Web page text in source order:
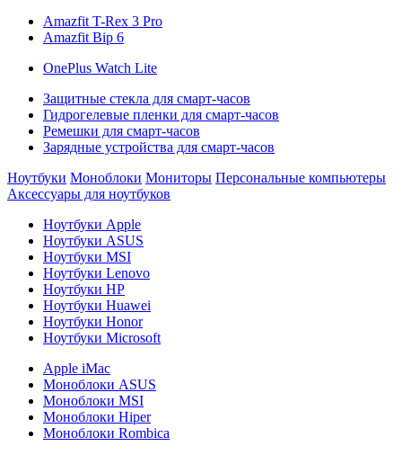
Amazfit T-Rex 3 Pro
Amazfit Bip 6
OnePlus Watch Lite
Защитные стекла для смарт-часов
Гидрогелевые пленки для смарт-часов
Ремешки для смарт-часов
Зарядные устройства для смарт-часов
Ноутбуки Моноблоки Мониторы Персональные компьютеры
Аксессуары для ноутбуков
Ноутбуки Apple
Ноутбуки ASUS
Ноутбуки MSI
Ноутбуки Lenovo
Ноутбуки HP
Ноутбуки Huawei
Ноутбуки Honor
Ноутбуки Microsoft
Apple iMac
Моноблоки ASUS
Моноблоки MSI
Моноблоки Hiper
Моноблоки Rombica